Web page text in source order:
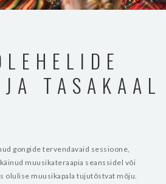
TASAKAAL
gongide tervendavaid sessioone,
muusikateraapia seanssidel või
olulise muusikapala tujutõstvat mõju.